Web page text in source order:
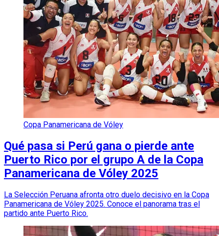
Copa Panamericana de Vóley
Qué pasa si Perú gana o pierde ante
Puerto Rico por el grupo A de la Copa
Panamericana de Vóley 2025
La Selección Peruana afronta otro duelo decisivo en la Copa
Panamericana de Vóley 2025. Conoce el panorama tras el
partido ante Puerto Rico.